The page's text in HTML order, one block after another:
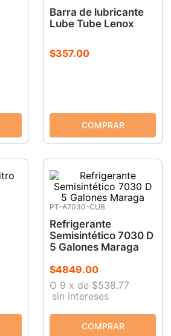
Barra de lubricante
Lube Tube Lenox
$357.00
PT-A7030-CUB
Refrigerante
Semisintético 7030 D
5 Galones Maraga
$4849.00
O 9 x de $538.77
sin intereses